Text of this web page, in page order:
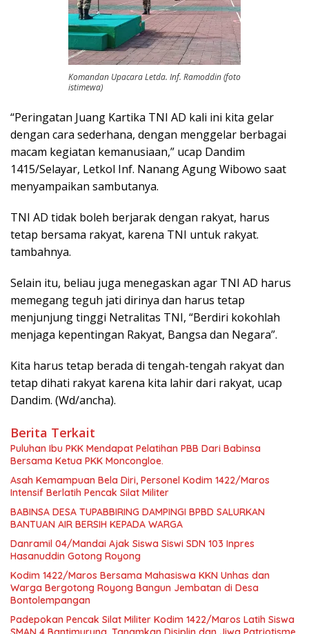
Komandan Upacara Letda. Inf. Ramoddin (foto
istimewa)
“Peringatan Juang Kartika TNI AD kali ini kita gelar
dengan cara sederhana, dengan menggelar berbagai
macam kegiatan kemanusiaan,” ucap Dandim
1415/Selayar, Letkol Inf. Nanang Agung Wibowo saat
menyampaikan sambutanya.
TNI AD tidak boleh berjarak dengan rakyat, harus
tetap bersama rakyat, karena TNI untuk rakyat.
tambahnya.
Selain itu, beliau juga menegaskan agar TNI AD harus
memegang teguh jati dirinya dan harus tetap
menjunjung tinggi Netralitas TNI, “Berdiri kokohlah
menjaga kepentingan Rakyat, Bangsa dan Negara”.
Kita harus tetap berada di tengah-tengah rakyat dan
tetap dihati rakyat karena kita lahir dari rakyat, ucap
Dandim. (Wd/ancha).
Berita Terkait
Puluhan Ibu PKK Mendapat Pelatihan PBB Dari Babinsa
Bersama Ketua PKK Moncongloe.
Asah Kemampuan Bela Diri, Personel Kodim 1422/Maros
Intensif Berlatih Pencak Silat Militer
BABINSA DESA TUPABBIRING DAMPINGI BPBD SALURKAN
BANTUAN AIR BERSIH KEPADA WARGA
Danramil 04/Mandai Ajak Siswa Siswi SDN 103 Inpres
Hasanuddin Gotong Royong
Kodim 1422/Maros Bersama Mahasiswa KKN Unhas dan
Warga Bergotong Royong Bangun Jembatan di Desa
Bontolempangan
Padepokan Pencak Silat Militer Kodim 1422/Maros Latih Siswa